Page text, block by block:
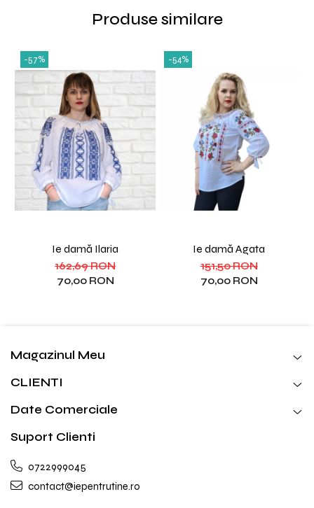
Produse similare
-57%
Ie damă Ilaria
162,69 RON
70,00 RON
-54%
Ie damă Agata
151,50 RON
70,00 RON
Magazinul Meu
CLIENTI
Date Comerciale
Suport Clienti
0722999045
contact@iepentrutine.ro